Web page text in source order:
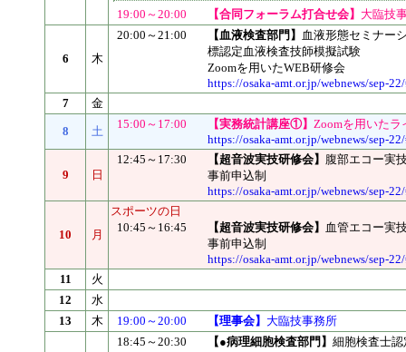
19:00～20:00 【合同フォーラム打合せ会】 大臨技
6 木
20:00～21:00 【血液検査部門】 血液形態セミナー
標認定血液検査技師模擬試験
Zoomを用いたWEB研修会
https://osaka-amt.or.jp/webnews/sep-
7
金
8 土
15:00～17:00 【実務統計講座①】 Zoomを用いたラ
https://osaka-amt.or.jp/webnews/sep-
9 日
12:45～17:30 【超音波実技研修会】 腹部エコー実
事前申込制
https://osaka-amt.or.jp/webnews/sep-
10 月
スポーツの日
10:45～16:45
【超音波実技研修会】 血管エコー実
事前申込制
https://osaka-amt.or.jp/webnews/sep-
11
火
12
水
13
木 19:00～20:00 【理事会】 大臨技事務所
18:45～20:30
【●病理細胞検査部門】 細胞検査士